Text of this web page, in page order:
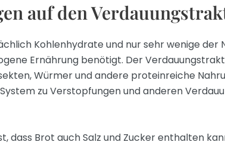
auf den
Kohlenhydrate und nur sehr wenige der
Ernährung benötigt. Der
Würmer und andere proteinreiche
zu Verstopfungen und anderen
dass Brot auch Salz und Zucker enthalten